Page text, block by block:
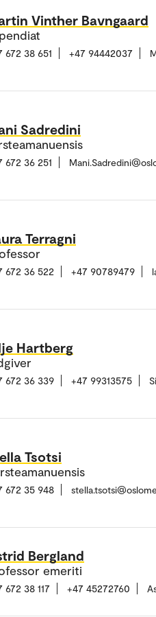
Vinther Bavngaard
672 38 651 +47 94442037
Sadredini
672 36 251
Terragni
672 36 522 +47 90789479
Hartberg
672 36 339 +47 99313575
Tsotsi
672 35 948
Bergland
emeriti
672 38 117 +47 45272760